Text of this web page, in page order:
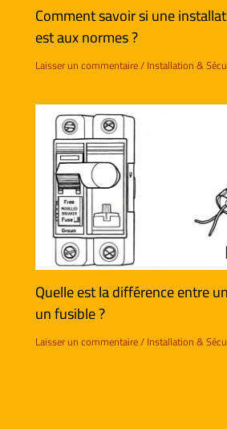
Comment savoir si une
est aux normes ?
Laisser un commentaire/Installation &
Quelle est la différence entre
un fusible ?
Laisser un commentaire/Installation &